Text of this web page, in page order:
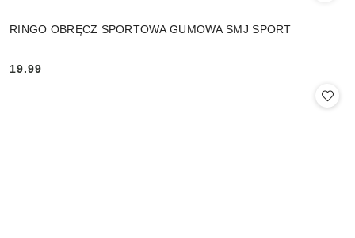
RINGO OBRĘCZ SPORTOWA GUMOWA SMJ SPORT
Cena:
19.99